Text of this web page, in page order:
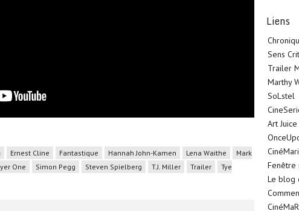
Ernest Cline Fantastique Hannah John-Kamen Lena Waithe
Mark
One Simon Pegg Steven Spielberg T.J. Miller Trailer
Tye
Liens
Sens
Trailer
Marthy
SoLstel
Art Juice
Fenêtre
Le blog